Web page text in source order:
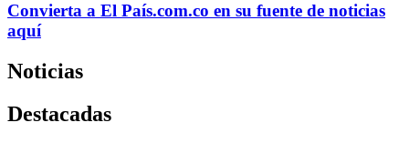
Convierta a El País.com.co en su fuente de noticias
aquí
Noticias
Destacadas